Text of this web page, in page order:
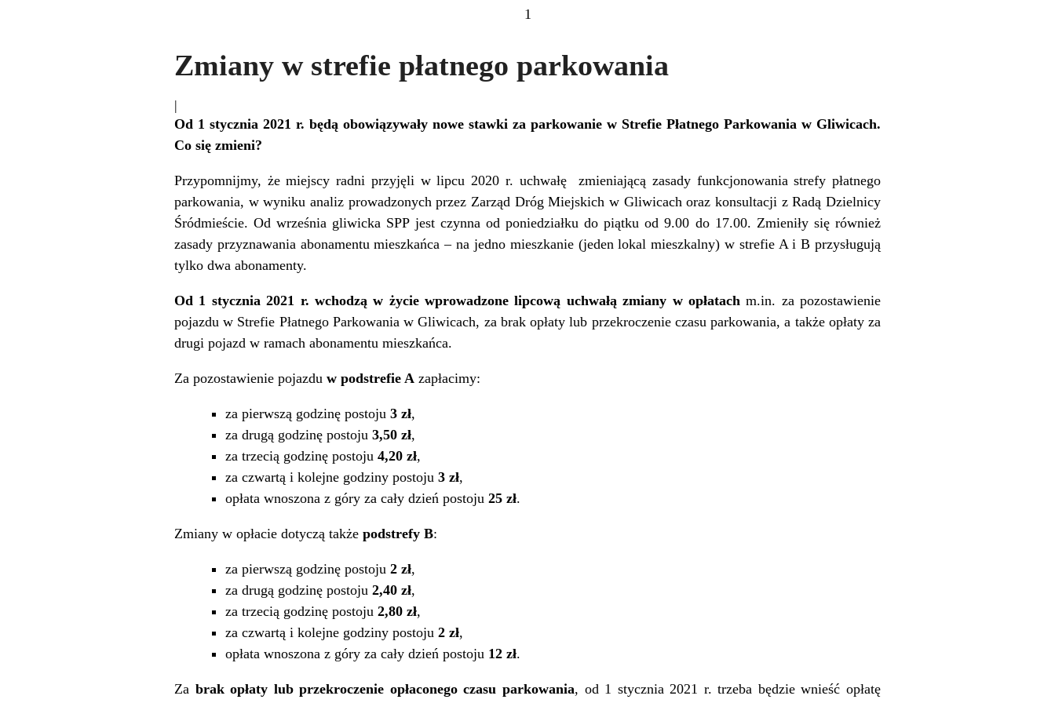
1
Zmiany w strefie płatnego parkowania
|
Od 1 stycznia 2021 r. będą obowiązywały nowe stawki za parkowanie w Strefie Płatnego Parkowania w Gliwicach.
Co się zmieni?
Przypomnijmy, że miejscy radni przyjęli w lipcu 2020 r. uchwałę zmieniającą zasady funkcjonowania strefy płatnego
parkowania, w wyniku analiz prowadzonych przez Zarząd Dróg Miejskich w Gliwicach oraz konsultacji z Radą Dzielnicy
Śródmieście. Od września gliwicka SPP jest czynna od poniedziałku do piątku od 9.00 do 17.00. Zmieniły się również
zasady przyznawania abonamentu mieszkańca – na jedno mieszkanie (jeden lokal mieszkalny) w strefie A i B przysługują
tylko dwa abonamenty.
Od 1 stycznia 2021 r. wchodzą w życie wprowadzone lipcową uchwałą zmiany w opłatach m.in. za pozostawienie
pojazdu w Strefie Płatnego Parkowania w Gliwicach, za brak opłaty lub przekroczenie czasu parkowania, a także opłaty za
drugi pojazd w ramach abonamentu mieszkańca.
Za pozostawienie pojazdu w podstrefie A zapłacimy:
za pierwszą godzinę postoju 3 zł,
za drugą godzinę postoju 3,50 zł,
za trzecią godzinę postoju 4,20 zł,
za czwartą i kolejne godziny postoju 3 zł,
opłata wnoszona z góry za cały dzień postoju 25 zł.
Zmiany w opłacie dotyczą także podstrefy B:
za pierwszą godzinę postoju 2 zł,
za drugą godzinę postoju 2,40 zł,
za trzecią godzinę postoju 2,80 zł,
za czwartą i kolejne godziny postoju 2 zł,
opłata wnoszona z góry za cały dzień postoju 12 zł.
Za brak opłaty lub przekroczenie opłaconego czasu parkowania, od 1 stycznia 2021 r. trzeba będzie wnieść opłatę